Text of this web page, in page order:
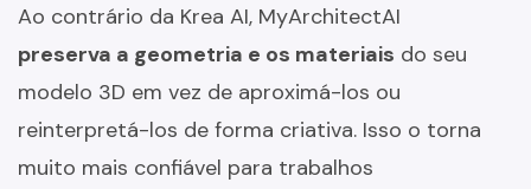
Ao contrário da Krea AI, MyArchitectAI
preserva a geometria e os materiais do seu
modelo 3D em vez de aproximá-los ou
reinterpretá-los de forma criativa. Isso o torna
muito mais confiável para trabalhos